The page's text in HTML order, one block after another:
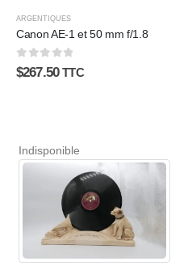
ARGENTIQUES
Canon AE-1 et 50 mm f/1.8
0sur 5
$267.50 TTC
Indisponible